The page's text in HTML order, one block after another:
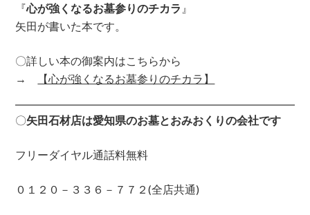
『心が強くなるお墓参りのチカラ 』
矢田が書いた本です。
〇詳しい本の御案内はこちらから
→
【心が強くなるお墓参りのチカラ】
〇矢田石材店は愛知県のお墓とおみおくりの会社です
フリーダイヤル通話料無料
０１２０－３３６－７７２(全店共通)